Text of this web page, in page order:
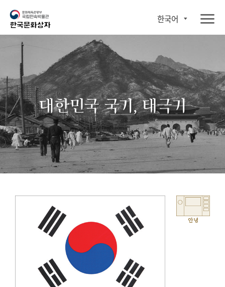
한국어
대한민국 국기, 태극기
안녕